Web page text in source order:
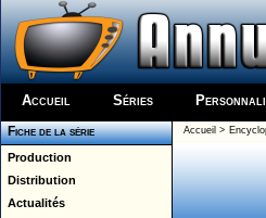
Accueil Séries
Fiche de la série
Production
Distribution
Actualités
Accueil >